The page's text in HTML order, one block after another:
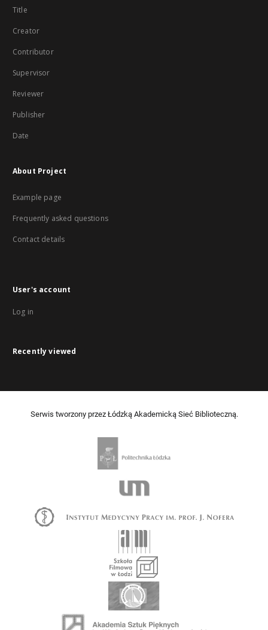
Title
Creator
Contributor
Supervisor
Reviewer
Publisher
Date
About Project
Example page
Frequently asked questions
Contact details
User's account
Log in
Recently viewed
Serwis tworzony przez Łódzką Akademicką Sieć Biblioteczną.